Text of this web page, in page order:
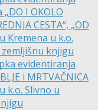
I OKOLO
CESTA“, „OD
Kremena u k.o.
knjigu
evidentiranja
i MRTVAČNICA
k.o. Slivno u